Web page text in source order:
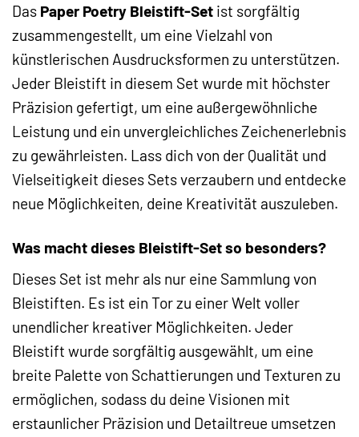
Das Paper Poetry Bleistift-Set ist sorgfältig
zusammengestellt, um eine Vielzahl von
künstlerischen Ausdrucksformen zu unterstützen.
Jeder Bleistift in diesem Set wurde mit höchster
Präzision gefertigt, um eine außergewöhnliche
Leistung und ein unvergleichliches Zeichenerlebnis
zu gewährleisten. Lass dich von der Qualität und
Vielseitigkeit dieses Sets verzaubern und entdecke
neue Möglichkeiten, deine Kreativität auszuleben.
Was macht dieses Bleistift-Set so besonders?
Dieses Set ist mehr als nur eine Sammlung von
Bleistiften. Es ist ein Tor zu einer Welt voller
unendlicher kreativer Möglichkeiten. Jeder
Bleistift wurde sorgfältig ausgewählt, um eine
breite Palette von Schattierungen und Texturen zu
ermöglichen, sodass du deine Visionen mit
erstaunlicher Präzision und Detailtreue umsetzen